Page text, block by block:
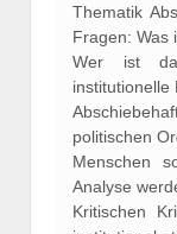
Thematik
Fragen: Was
Wer ist
institutionelle
politischen
Menschen
Analyse
Kritischen